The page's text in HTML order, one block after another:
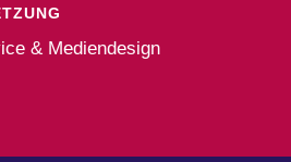
& Mediendesign